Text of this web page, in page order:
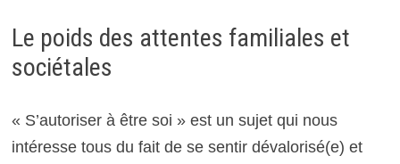
Le poids des attentes familiales et
sociétales
« S’autoriser à être soi » est un sujet qui nous
intéresse tous du fait de se sentir dévalorisé(e) et